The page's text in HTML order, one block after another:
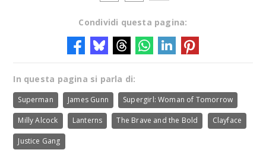
Condividi questa pagina:
In questa pagina si parla di:
Superman James Gunn Supergirl: Woman of Tomorrow
Milly Alcock Lanterns The Brave and the Bold Clayface
Justice Gang